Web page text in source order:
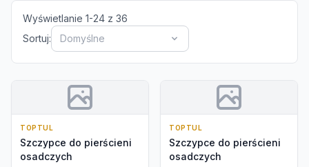
Wyświetlanie 1-24 z 36
Sortuj:
Domyślne
TOPTUL
Szczypce do pierścieni
osadczych
TOPTUL
Szczypce do pierścieni
osadczych